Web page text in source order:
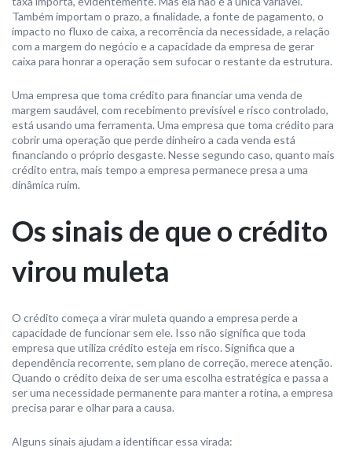
Também importam o prazo, a finalidade, a fonte de pagamento, o
impacto no fluxo de caixa, a recorrência da necessidade, a relação
com a margem do negócio e a capacidade da empresa de gerar
caixa para honrar a operação sem sufocar o restante da estrutura.
Uma empresa que toma crédito para financiar uma venda de
margem saudável, com recebimento previsível e risco controlado,
está usando uma ferramenta. Uma empresa que toma crédito para
cobrir uma operação que perde dinheiro a cada venda está
financiando o próprio desgaste. Nesse segundo caso, quanto mais
crédito entra, mais tempo a empresa permanece presa a uma
dinâmica ruim.
Os sinais de que o crédito
virou muleta
O crédito começa a virar muleta quando a empresa perde a
capacidade de funcionar sem ele. Isso não significa que toda
empresa que utiliza crédito esteja em risco. Significa que a
dependência recorrente, sem plano de correção, merece atenção.
Quando o crédito deixa de ser uma escolha estratégica e passa a
ser uma necessidade permanente para manter a rotina, a empresa
precisa parar e olhar para a causa.
Alguns sinais ajudam a identificar essa virada: